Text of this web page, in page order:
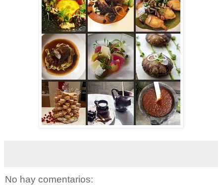
No hay comentarios: